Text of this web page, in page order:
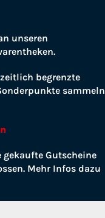
unseren
begrenzte
sammeln
Gutscheine
Mehr Infos dazu